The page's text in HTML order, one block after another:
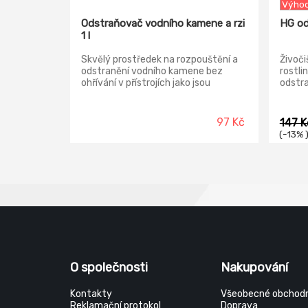
Odstraňovač vodního kamene a rzi
1 l
Skvělý prostředek na rozpouštění a
odstranění vodního kamene bez
ohřívání v přístrojích jako jsou
97 Kč
HG
147
(-13% )
O společnosti
Kontakty
Reklamační protokol
Nakupování
Všeobecné
Doprava